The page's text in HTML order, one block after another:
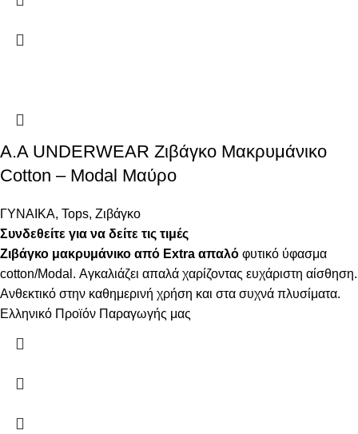
Α.A UNDERWEAR Ζιβάγκο Μακρυμάνικο
Cotton – Modal Μαύρο
ΓΥΝΑΙΚΑ, Tops, Ζιβάγκο
Συνδεθείτε για να δείτε τις τιμές
Ζιβάγκο μακρυμάνικο από Extra απαλό φυτικό ύφασμα
cotton/Modal. Αγκαλιάζει απαλά χαρίζοντας ευχάριστη αίσθηση.
Ανθεκτικό στην καθημερινή χρήση και στα συχνά πλυσίματα.
Ελληνικό Προϊόν Παραγωγής μας